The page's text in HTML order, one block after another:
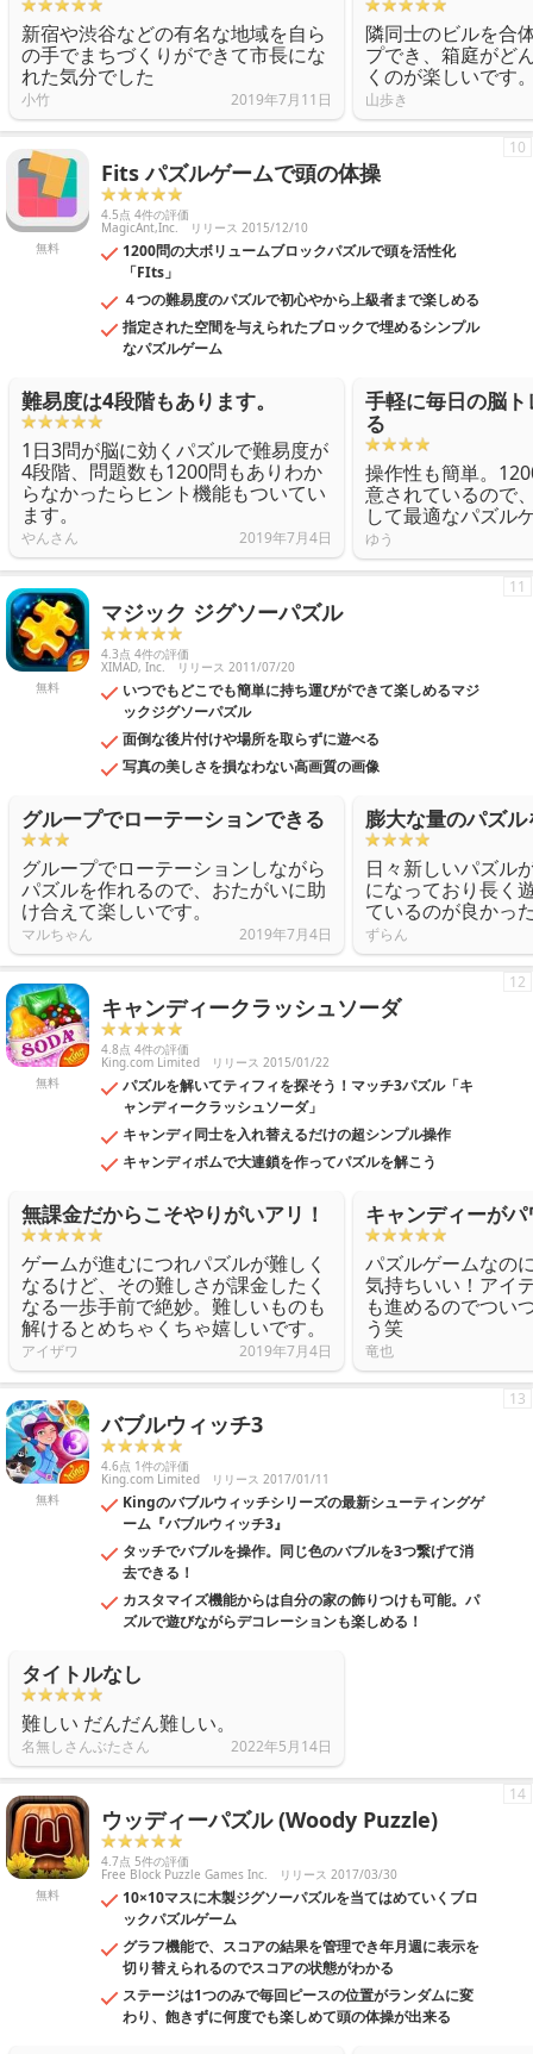
新宿や渋谷などの有名な地域を自ら
の手でまちづくりができて市長にな
れた気分でした
小竹 2019年7月11日
隣同士のビルを合
プでき、箱庭がど
くのが楽しいです
山歩き
無料
Fits パズルゲームで頭の体操
4.5点 4件の評価
MagicAnt,Inc. リリース 2015/12/10
1200問の大ボリュームブロックパズルで頭を活性化
「FIts」
４つの難易度のパズルで初心やから上級者まで楽しめる
指定された空間を与えられたブロックで埋めるシンプル
なパズルゲーム
10
難易度は4段階もあります。
1日3問が脳に効くパズルで難易度が
4段階、問題数も1200問もありわか
らなかったらヒント機能もついてい
ます。
やんさん 2019年7月4日
手軽に毎日の脳
る
操作性も簡単。
意されているので
して最適なパズル
ゆう
無料
マジック ジグソーパズル
4.3点 4件の評価
XIMAD, Inc. リリース 2011/07/20
いつでもどこでも簡単に持ち運びができて楽しめるマジ
ックジグソーパズル
面倒な後片付けや場所を取らずに遊べる
写真の美しさを損なわない高画質の画像
11
グループでローテーションできる
グループでローテーションしながら
パズルを作れるので、おたがいに助
け合えて楽しいです。
マルちゃん 2019年7月4日
膨大な量のパズ
日々新しいパズル
になっており長く
ているのが良かっ
ずらん
無料
キャンディークラッシュソーダ
4.8点 4件の評価
King.com Limited リリース 2015/01/22
パズルを解いてティフィを探そう！マッチ3パズル「キ
ャンディークラッシュソーダ」
キャンディ同士を入れ替えるだけの超シンプル操作
キャンディボムで大連鎖を作ってパズルを解こう
12
無課金だからこそやりがいアリ！
ゲームが進むにつれパズルが難しく
なるけど、その難しさが課金したく
なる一歩手前で絶妙。難しいものも
解けるとめちゃくちゃ嬉しいです。
アイザワ 2019年7月4日
キャンディーが
パズルゲームなの
気持ちいい！アイ
も進めるのでつい
う笑
竜也
無料
バブルウィッチ3
4.6点 1件の評価
King.com Limited リリース 2017/01/11
Kingのバブルウィッチシリーズの最新シューティングゲ
ーム『バブルウィッチ3』
タッチでバブルを操作。同じ色のバブルを3つ繋げて消
去できる！
カスタマイズ機能からは自分の家の飾りつけも可能。パ
ズルで遊びながらデコレーションも楽しめる！
13
タイトルなし
難しい だんだん難しい。
名無しさんぶたさん 2022年5月14日
無料
ウッディーパズル (Woody Puzzle)
4.7点 5件の評価
Free Block Puzzle Games Inc. リリース 2017/03/30
10×10マスに木製ジグソーパズルを当てはめていくブロ
ックパズルゲーム
グラフ機能で、スコアの結果を管理でき年月週に表示を
切り替えられるのでスコアの状態がわかる
ステージは1つのみで毎回ピースの位置がランダムに変
わり、飽きずに何度でも楽しめて頭の体操が出来る
14